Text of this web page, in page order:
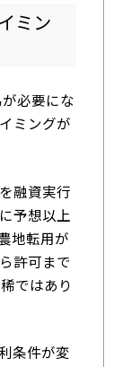
ミン
必要にな
ミングが
融資実行
予想以上
地転用が
許可まで
ではあり
条件が変